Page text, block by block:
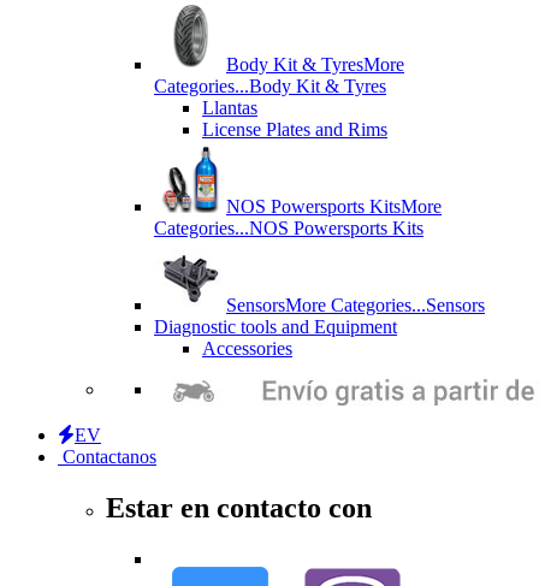
Body Kit & TyresMore
Categories...Body Kit & Tyres
Llantas
License Plates and Rims
NOS Powersports KitsMore
Categories...NOS Powersports Kits
SensorsMore Categories...Sensors
Diagnostic tools and Equipment
Accessories
EV
Contactanos
Estar en contacto con